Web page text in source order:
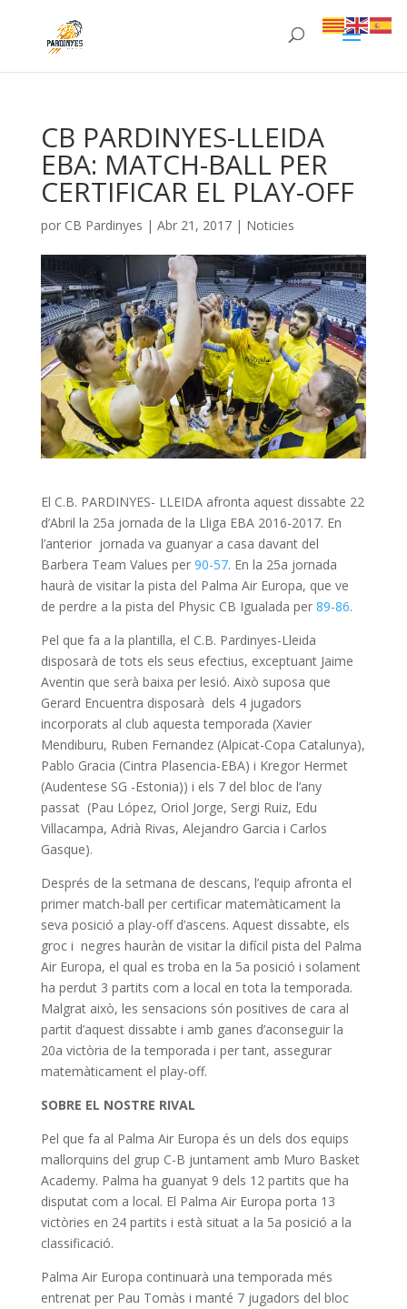
CB PARDINYES-LLEIDA
EBA: MATCH-BALL PER
CERTIFICAR EL PLAY-OFF
por CB Pardinyes | Abr 21, 2017| Noticies
El C.B. PARDINYES- LLEIDA afronta aquest dissabte 22
d’Abril la 25a jornada de la Lliga EBA 2016-2017. En
l’anterior jornada va guanyar a casa davant del
Barbera Team Values per 90-57. En la 25a jornada
haurà de visitar la pista del Palma Air Europa, que ve
de perdre a la pista del Physic CB Igualada per 89-86.
Pel que fa a la plantilla, el C.B. Pardinyes-Lleida
disposarà de tots els seus efectius, exceptuant Jaime
Aventin que serà baixa per lesió. Això suposa que
Gerard Encuentra disposarà dels 4 jugadors
incorporats al club aquesta temporada (Xavier
Mendiburu, Ruben Fernandez (Alpicat-Copa Catalunya),
Pablo Gracia (Cintra Plasencia-EBA) i Kregor Hermet
(Audentese SG -Estonia)) i els 7 del bloc de l’any
passat (Pau López, Oriol Jorge, Sergi Ruiz, Edu
Villacampa, Adrià Rivas, Alejandro Garcia i Carlos
Gasque).
Després de la setmana de descans, l’equip afronta el
primer match-ball per certificar matemàticament la
seva posició a play-off d’ascens. Aquest dissabte, els
groc i negres hauràn de visitar la difícil pista del Palma
Air Europa, el qual es troba en la 5a posició i solament
ha perdut 3 partits com a local en tota la temporada.
Malgrat això, les sensacions són positives de cara al
partit d’aquest dissabte i amb ganes d’aconseguir la
20a victòria de la temporada i per tant, assegurar
matemàticament el play-off.
SOBRE EL NOSTRE RIVAL
Pel que fa al Palma Air Europa és un dels dos equips
mallorquins del grup C-B juntament amb Muro Basket
Academy. Palma ha guanyat 9 dels 12 partits que ha
disputat com a local. El Palma Air Europa porta 13
victòries en 24 partits i està situat a la 5a posició a la
classificació.
Palma Air Europa continuarà una temporada més
entrenat per Pau Tomàs i manté 7 jugadors del bloc